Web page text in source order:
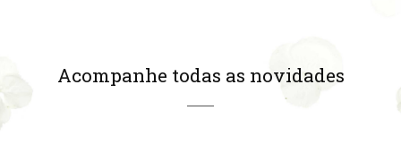
Acompanhe todas as novidades